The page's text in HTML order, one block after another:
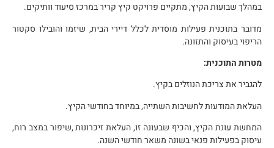
במהלך שבועות הקיץ, מתקיים פרויקט קיץ קריר במרכז סיעוד וותיקים.
מדובר בתוכנית פעילות מוסדית לכלל דיירי הבית, שיזמו והובילו סקטור
הריפוי בעיסוק והתזונה.
מטרות התוכנית:
להגביר את צריכת הנוזלים בקיץ.
העלאת המודעות לחשיבות השתייה, במיוחד בחודשי הקיץ.
המחשת עונת הקיץ, והכיף שבעונה זו, העלאת זיכרונות ,שיפור במצב רוח,
עיסוק בפעילות פנאי בשונה משאר חודשי השנה.